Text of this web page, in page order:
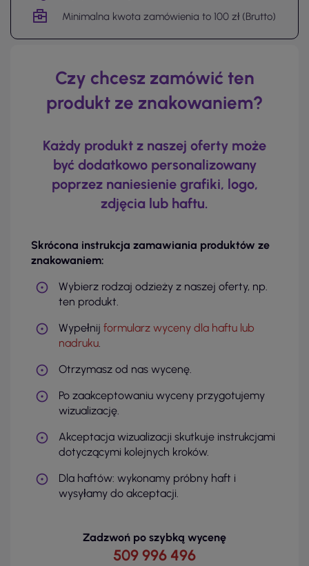
Minimalna kwota zamówienia to 100 zł (Brutto)
Czy chcesz zamówić ten
produkt ze znakowaniem?
Każdy produkt z naszej oferty może
być dodatkowo personalizowany
poprzez naniesienie grafiki, logo,
zdjęcia lub haftu.
Skrócona instrukcja zamawiania produktów ze
znakowaniem:
Wybierz rodzaj odzieży z naszej oferty, np.
ten produkt.
Wypełnij formularz wyceny dla haftu lub
nadruku.
Otrzymasz od nas wycenę.
Po zaakceptowaniu wyceny przygotujemy
wizualizację.
Akceptacja wizualizacji skutkuje instrukcjami
dotyczącymi kolejnych kroków.
Dla haftów: wykonamy próbny haft i
wysyłamy do akceptacji.
Zadzwoń po szybką wycenę
509 996 496